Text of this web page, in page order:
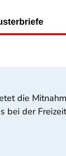
die
bei der